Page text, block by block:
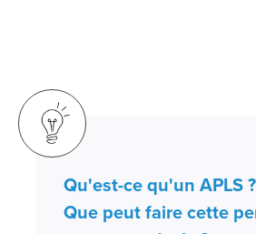
Qu'est-ce qu'un APLS ?
Que peut faire cette